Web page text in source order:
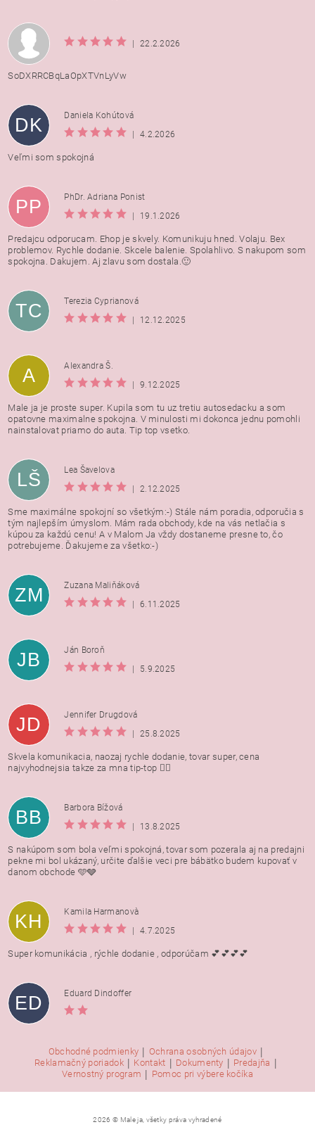
| 22.2.2026
SoDXRRCBqLaOpXTVnLyVw
DK
Daniela Kohútová
|
4.2.2026
Veľmi som spokojná
PP
PhDr. Adriana Ponist
|
19.1.2026
Predajcu odporucam. Ehop je skvely. Komunikuju hned. Volaju. Bex
problemov. Rychle dodanie. Skcele balenie. Spolahlivo. S nakupom som
spokojna. Dakujem. Aj zlavu som dostala.🙂
TC
Terezia Cyprianová
|
12.12.2025
A
Alexandra Š.
|
9.12.2025
Male ja je proste super. Kupila som tu uz tretiu autosedacku a som
opatovne maximalne spokojna. V minulosti mi dokonca jednu pomohli
nainstalovat priamo do auta. Tip top vsetko.
LŠ
Lea Šavelova
|
2.12.2025
Sme maximálne spokojní so všetkým:-) Stále nám poradia, odporučia s
tým najlepším úmyslom. Mám rada obchody, kde na vás netlačia s
kúpou za každú cenu! A v Malom Ja vždy dostaneme presne to, čo
potrebujeme. Ďakujeme za všetko:-)
ZM
Zuzana Maliňáková
|
6.11.2025
JB
Ján Boroň
|
5.9.2025
JD
Jennifer Drugdová
|
25.8.2025
Skvela komunikacia, naozaj rychle dodanie, tovar super, cena
najvyhodnejsia takze za mna tip-top 👍🏻
BB
Barbora Bížová
|
13.8.2025
S nakúpom som bola veľmi spokojná, tovar som pozerala aj na predajni
pekne mi bol ukázaný, určite ďalšie veci pre bábätko budem kupovať v
danom obchode 🩵🩶
KH
Kamila Harmanovà
|
4.7.2025
Super komunikácia , rýchle dodanie , odporúčam 💕💕💕💕
ED Eduard Dindoffer
Obchodné podmienky | Ochrana osobných údajov |
Reklamačný poriadok | Kontakt | Dokumenty | Predajňa |
Vernostný program | Pomoc pri výbere kočíka
2026 © Male ja, všetky práva vyhradené